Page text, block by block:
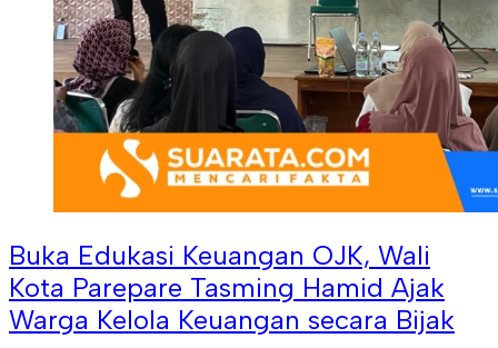
Buka Edukasi Keuangan OJK, Wali
Kota Parepare Tasming Hamid Ajak
Warga Kelola Keuangan secara Bijak